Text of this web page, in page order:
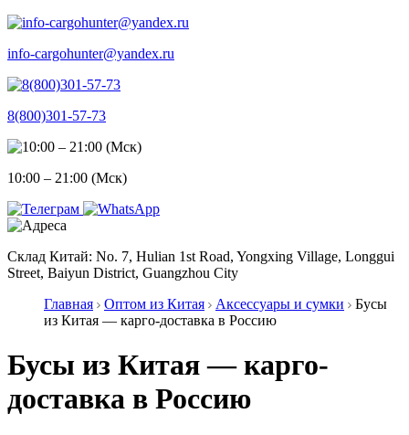
info-cargohunter@yandex.ru
8(800)301-57-73
10:00 – 21:00 (Мск)
Склад Китай: No. 7, Hulian 1st Road, Yongxing Village, Longgui
Street, Baiyun District, Guangzhou City
Главная
Оптом из Китая Аксессуары и сумки
Бусы
из Китая — карго-доставка в Россию
Бусы из Китая — карго-
доставка в Россию